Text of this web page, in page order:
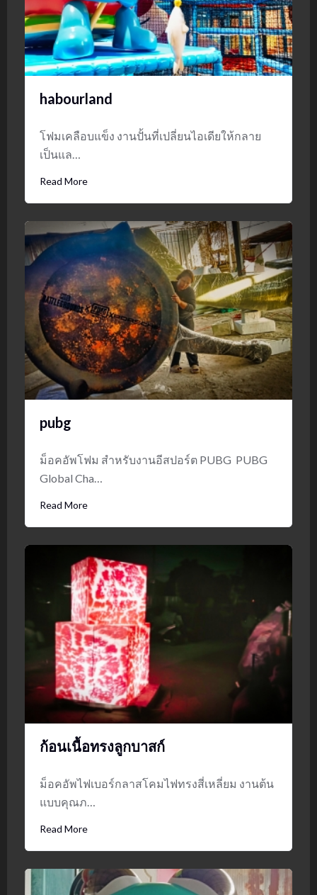
habourland
โฟมเคลือบแข็ง งานปั้นที่เปลี่ยนไอเดียให้กลาย
เป็นแล…
Read More
pubg
ม็อคอัพโฟม สำหรับงานอีสปอร์ต PUBG PUBG
Global Cha…
Read More
ก้อนเนื้อทรงลูกบาสก์
ม็อคอัพไฟเบอร์กลาสโคมไฟทรงสี่เหลี่ยม งานต้น
แบบคุณภ…
Read More